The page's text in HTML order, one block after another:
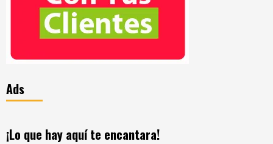
Ads
¡Lo que hay aquí te encantara!